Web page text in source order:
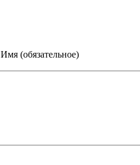
Имя (обязательное)